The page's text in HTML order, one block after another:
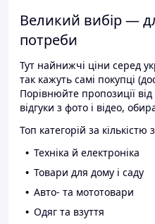
Великий вибір —
потреби
Тут найнижчі ціни серед
так кажуть самі покупці
Порівнюйте пропозиції
відгуки з фото і відео,
Топ категорій за кількістю
Техніка й електроніка
Товари для дому і саду
Авто- та мототовари
Одяг та взуття